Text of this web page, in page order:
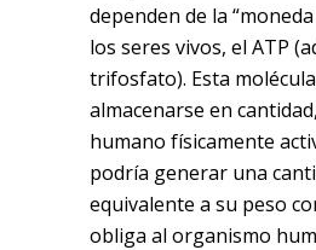
dependen de la
los seres vivos, el ATP
trifosfato). Esta
almacenarse en
humano físicamente
podría generar una
equivalente a su peso
obliga al organismo